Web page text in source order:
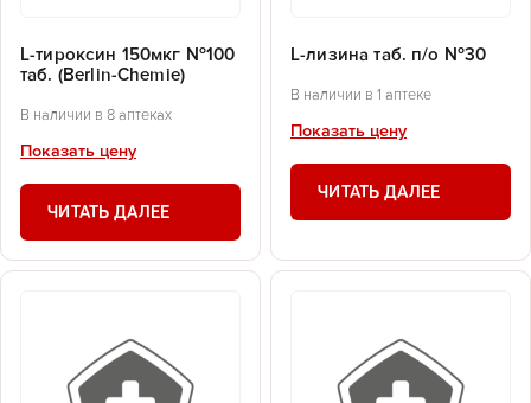
L-тироксин 150мкг №100
таб. (Berlin-Chemie)
В наличии в 8 аптеках
Показать цену
ЧИТАТЬ ДАЛЕЕ
L-лизина таб. п/о №30
В наличии в 1 аптеке
Показать цену
ЧИТАТЬ ДАЛЕЕ